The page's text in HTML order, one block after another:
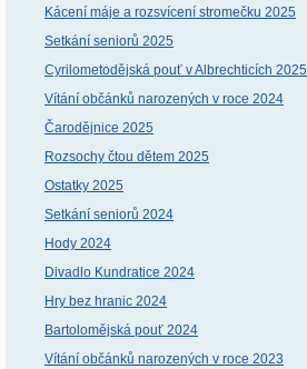
Kácení máje a rozsvícení stromečku 2025
Setkání seniorů 2025
Cyrilometodějská pouť v Albrechticích 2025
Vítání občánků narozených v roce 2024
Čarodějnice 2025
Rozsochy čtou dětem 2025
Ostatky 2025
Setkání seniorů 2024
Hody 2024
Divadlo Kundratice 2024
Hry bez hranic 2024
Bartolomějská pouť 2024
Vítání občánků narozených v roce 2023